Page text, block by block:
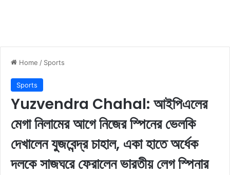
Home / Sports
Sports
Yuzvendra Chahal: আইপিএলের
মেগা নিলামের আগে নিজের স্পিনের ভেলকি
দেখালেন যুজবেন্দ্র চাহাল, একা হাতে অর্ধেক
দলকে সাজঘরে ফেরালেন ভারতীয় লেগ স্পিনার